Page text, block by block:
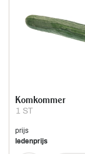
1 ST
Komkommer
prijs
ledenprijs